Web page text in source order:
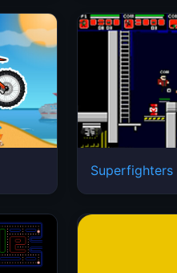
Superfighters